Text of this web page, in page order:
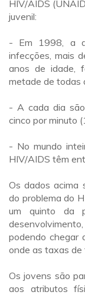
HIV/AIDS
juvenil:
- Em 1998, a
infecções, mais
anos de idade,
metade de todas
- A cada dia
cinco por minuto
- No mundo
HIV/AIDS têm
Os dados acima
do problema do
um quinto da
podendo chegar
onde as taxas de
Os jovens são
aos atributos